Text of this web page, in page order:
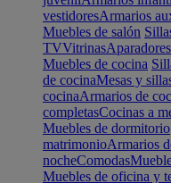
vestidoresArmarios
Muebles de salón
TVVitrinasAparadores
Muebles de cocina
de cocinaMesas y
cocinaArmarios de
completasCocinas a
Muebles de dormitorio
matrimonioArmarios
nocheComodas
Muebles de oficina y